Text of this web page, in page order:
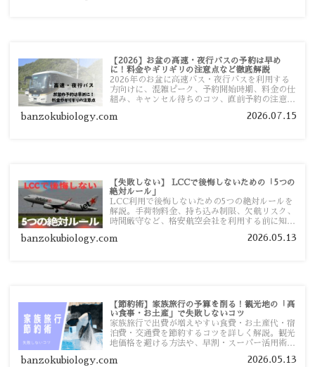
【2026】お盆の高速・夜行バスの予約は早め
に！料金やギリギリの注意点など徹底解説
2026年のお盆に高速バス・夜行バスを利用する
方向けに、混雑ピーク、予約開始時期、料金の仕
組み、キャンセル待ちのコツ、直前予約の注意点
banzokubiology.com 2026.07.15
【失敗しない】 LCCで後悔しないための「5つの
絶対ルール」
LCC利用で後悔しないための5つの絶対ルールを
解説。手荷物料金、持ち込み制限、欠航リスク、
時間厳守など、格安航空会社を利用する前に知っ
す。
banzokubiology.com 2026.05.13
【節約術】家族旅行の予算を削る！観光地の「高
い食事・お土産」で失敗しないコツ
家族旅行で出費が増えやすい食費・お土産代・宿
泊費・交通費を節約するコツを詳しく解説。観光
地価格を避ける方法や、早割・スーパー活用術、
banzokubiology.com 2026.05.13